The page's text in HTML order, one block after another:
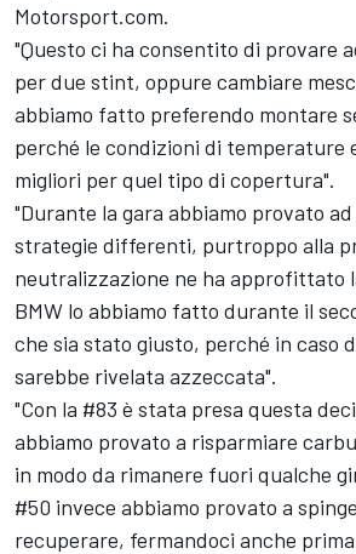
Motorsport.com.
"Questo ci ha consentito di provare
per due stint, oppure cambiare
abbiamo fatto preferendo montare
perché le condizioni di temperature
migliori per quel tipo di copertura".
"Durante la gara abbiamo provato
strategie differenti, purtroppo alla
neutralizzazione ne ha approfittato
BMW lo abbiamo fatto durante il
che sia stato giusto, perché in caso
sarebbe rivelata azzeccata".
"Con la #83 è stata presa questa
abbiamo provato a risparmiare
in modo da rimanere fuori qualche
#50 invece abbiamo provato a
recuperare, fermandoci anche